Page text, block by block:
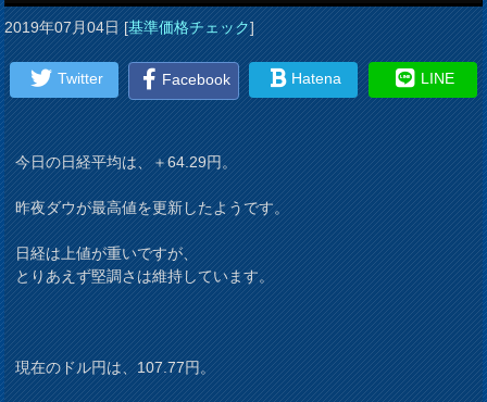
2019年07月04日[基準価格チェック]
Twitter Facebook Hatena LINE
今日の日経平均は、＋64.29円。
昨夜ダウが最高値を更新したようです。
日経は上値が重いですが、
とりあえず堅調さは維持しています。
現在のドル円は、107.77円。